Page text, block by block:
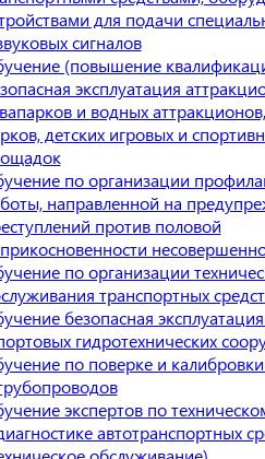
для подачи
сигналов
(повышение
эксплуатация
и водных
детских игровых и
по организации
направленной на
против половой
по организации
транспортных
безопасная
гидротехнических
по поверке и
экспертов по
автотранспортных